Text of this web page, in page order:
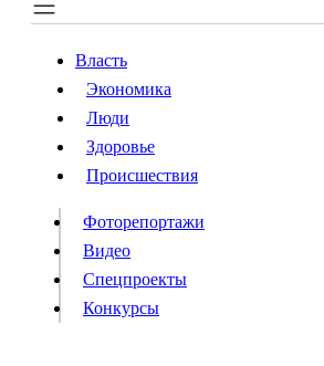
Власть
Происшествия
Видео
Конкурсы
Власть
Экономика
Люди
Здоровье
Происшествия
Фоторепортажи
Видео
Спецпроекты
Конкурсы